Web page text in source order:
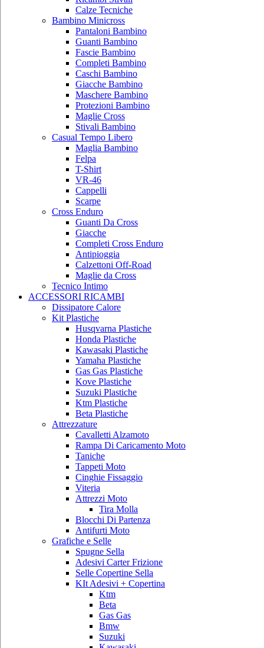
Calze Tecniche
Bambino Minicross
Pantaloni Bambino
Guanti Bambino
Fascie Bambino
Completi Bambino
Caschi Bambino
Giacche Bambino
Maschere Bambino
Protezioni Bambino
Maglie Cross
Stivali Bambino
Casual Tempo Libero
Maglia Bambino
Felpa
T-Shirt
VR-46
Cappelli
Scarpe
Cross Enduro
Guanti Da Cross
Giacche
Completi Cross Enduro
Antipioggia
Calzettoni Off-Road
Maglie da Cross
Tecnico Intimo
ACCESSORI RICAMBI
Dissipatore Calore
Kit Plastiche
Husqvarna Plastiche
Honda Plastiche
Kawasaki Plastiche
Yamaha Plastiche
Gas Gas Plastiche
Kove Plastiche
Suzuki Plastiche
Ktm Plastiche
Beta Plastiche
Attrezzature
Cavalletti Alzamoto
Rampa Di Caricamento Moto
Taniche
Tappeti Moto
Cinghie Fissaggio
Viteria
Attrezzi Moto
Tira Molla
Blocchi Di Partenza
Antifurti Moto
Grafiche e Selle
Spugne Sella
Adesivi Carter Frizione
Selle Copertine Sella
KIt Adesivi + Copertina
Ktm
Beta
Gas Gas
Bmw
Suzuki